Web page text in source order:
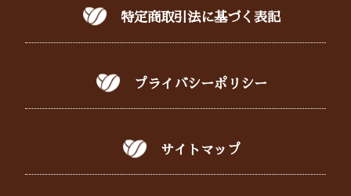
特定商取引法に基づく表記
プライバシーポリシー
サイトマップ